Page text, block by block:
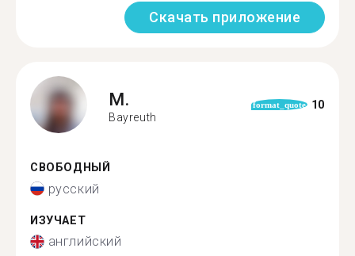
Скачать приложение
M.
Bayreuth
format_quote 10
СВОБОДНЫЙ
русский
ИЗУЧАЕТ
английский